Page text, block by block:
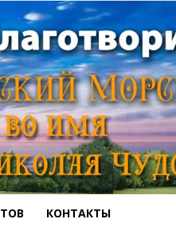
КОНТАКТЫ